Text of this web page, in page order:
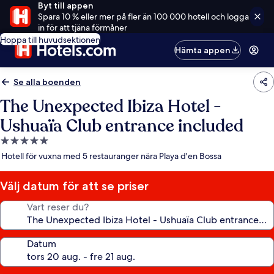
Byt till appen
Spara 10 % eller mer på fler än 100 000 hotell och logga
in för att tjäna förmåner
Hoppa till huvudsektionen
Hämta appen
Se alla boenden
The Unexpected Ibiza Hotel -
Ushuaïa Club entrance included
5.0-
stjärnigt
Hotell för vuxna med 5 restauranger nära Playa d'en Bossa
Välj datum för att se priser
Vart reser du?
Datum